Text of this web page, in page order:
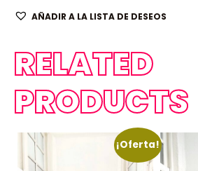
AÑADIR A LA LISTA DE DESEOS
RELATED
PRODUCTS
¡Oferta!